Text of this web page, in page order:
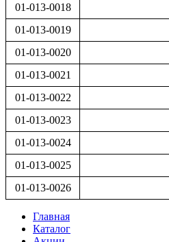
01-013-0018
01-013-0019
01-013-0020
01-013-0021
01-013-0022
01-013-0023
01-013-0024
01-013-0025
01-013-0026
Главная
Каталог